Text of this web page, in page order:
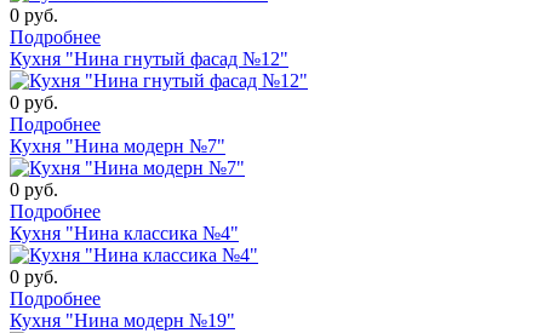
0 руб.
Подробнее
Кухня "Нина гнутый фасад №12"
0 руб.
Подробнее
Кухня "Нина модерн №7"
0 руб.
Подробнее
Кухня "Нина классика №4"
0 руб.
Подробнее
Кухня "Нина модерн №19"